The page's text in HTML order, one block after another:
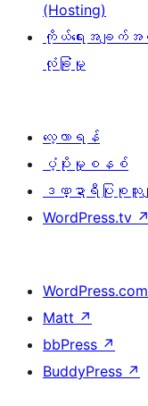
(Hosting)
ကိုယ်ရေးအချက်
လုံခြုံမှု
လေ့လာရန်
ပံ့ပိုးမှုစနစ်
ဒဏ္ဍာရီပြုစုသူမျ
WordPress.tv ↗
WordPress.com
Matt ↗
bbPress ↗
BuddyPress ↗